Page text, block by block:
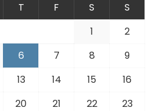
T F S
S
1
2
6 7 8
9
13 14 15
16
20 21 22
23